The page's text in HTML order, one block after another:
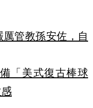
管教孫安佐，自
「美式復古棒球